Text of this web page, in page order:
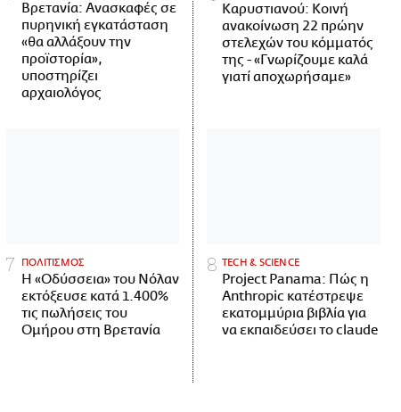
Βρετανία: Ανασκαφές σε
πυρηνική εγκατάσταση
«θα αλλάξουν την
προϊστορία»,
υποστηρίζει
αρχαιολόγος
Καρυστιανού: Κοινή
ανακοίνωση 22 πρώην
στελεχών του κόμματός
της - «Γνωρίζουμε καλά
γιατί αποχωρήσαμε»
ΠΟΛΙΤΙΣΜΟΣ
Η «Οδύσσεια» του Νόλαν
εκτόξευσε κατά 1.400%
τις πωλήσεις του
Ομήρου στη Βρετανία
ΤECH & SCIENCE
Project Panama: Πώς η
Anthropic κατέστρεψε
εκατομμύρια βιβλία για
να εκπαιδεύσει το claude